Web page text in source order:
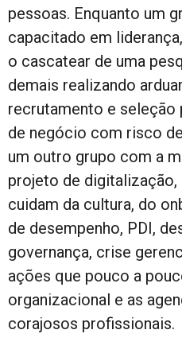
pessoas. Enquanto um
capacitado em
o cascatear de uma
demais realizando
recrutamento e seleção
de negócio com risco
um outro grupo com a
projeto de
cuidam da cultura, do
de desempenho, PDI,
governança, crise
ações que pouco a
organizacional e as
corajosos profissionais.